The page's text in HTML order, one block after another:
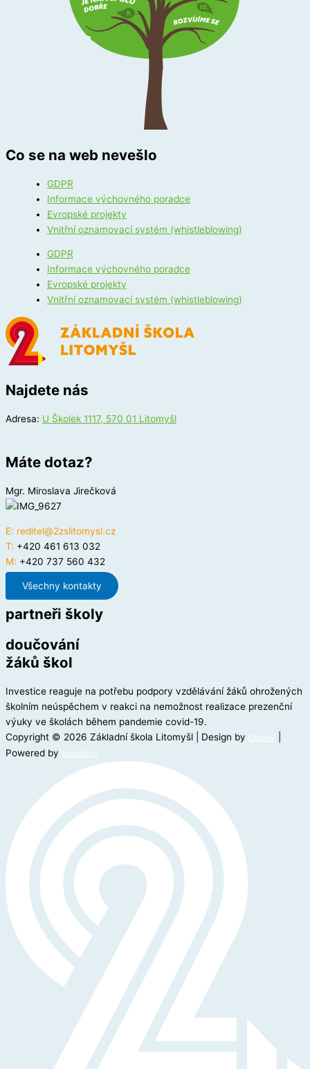
Co se na web nevešlo
GDPR
Informace výchovného poradce
Evropské projekty
Vnitřní oznamovací systém (whistleblowing)
GDPR
Informace výchovného poradce
Evropské projekty
Vnitřní oznamovací systém (whistleblowing)
Najdete nás
Adresa: U Školek 1117, 570 01 Litomyšl
Máte dotaz?
Mgr. Miroslava Jirečková
E: reditel@2zslitomysl.cz
T: +420 461 613 032
M: +420 737 560 432
Všechny kontakty
partneři školy
doučování
žáků škol
Investice reaguje na potřebu podpory vzdělávání žáků ohrožených
školním neúspěchem v reakci na nemožnost realizace prezenční
výuky ve školách během pandemie covid-19.
Copyright © 2026 Základní škola Litomyšl | Design by Objevil
Powered by Kupodivu